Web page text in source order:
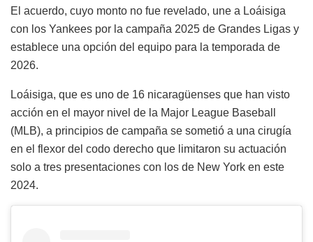
El acuerdo, cuyo monto no fue revelado, une a Loáisiga
con los Yankees por la campaña 2025 de Grandes Ligas y
establece una opción del equipo para la temporada de
2026.
Loáisiga, que es uno de 16 nicaragüenses que han visto
acción en el mayor nivel de la Major League Baseball
(MLB), a principios de campaña se sometió a una cirugía
en el flexor del codo derecho que limitaron su actuación
solo a tres presentaciones con los de New York en este
2024.